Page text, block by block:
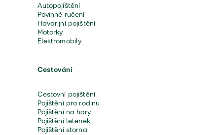
Autopojištění
Povinné ručení
Havarijní pojištění
Motorky
Elektromobily
Cestování
Cestovní pojištění
Pojištění pro rodinu
Pojištění na hory
Pojištění letenek
Pojištění storna